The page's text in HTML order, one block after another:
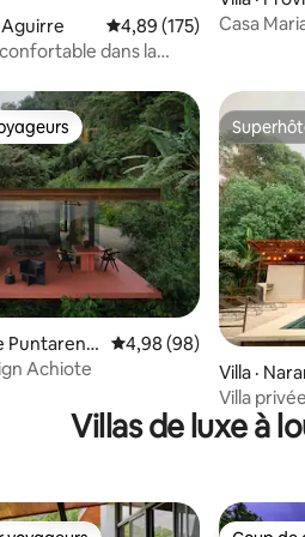
Aguirre Note moyenne de 4,89
4,89 (175)
dans la
Casa
commentaires
Puntarena
Note moyenne de
4,98 (98)
Achiote
Villa ·
Villa
Manuel
Villas de luxe à